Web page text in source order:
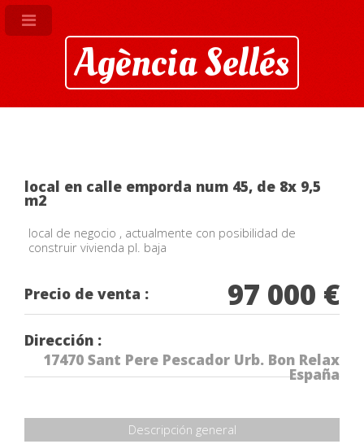
Agència Sellés
local en calle emporda num 45, de 8x 9,5
m2
local de negocio , actualmente con posibilidad de
construir vivienda pl. baja
Precio de venta : 97 000 €
Dirección :
17470 Sant Pere Pescador Urb. Bon Relax
España
Descripción general